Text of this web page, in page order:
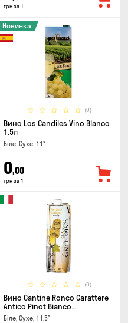
грн за 1
(0)
Новинка
Вино Los Candiles Vino Blanco
1.5л
Біле, Сухе, 11°
0,00
грн за 1
(0)
Вино Cantine Ronco Carattere
Antico Pinot Bianco
Chardonnay Rubicone IGT 1л
Біле, Сухе, 11.5°